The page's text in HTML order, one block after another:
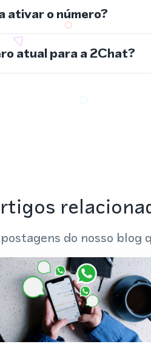
ativar o número?
atual para a 2Chat?
do nosso blog